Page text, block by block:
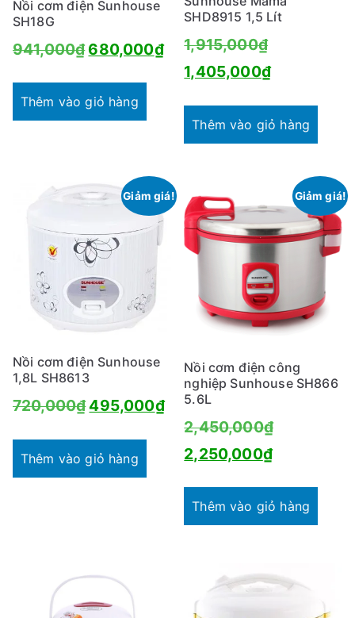
Nồi cơm điện Sunhouse
SH18G
941,000₫Giá
là:
680,000₫Giá
hiện
Thêm vào giỏ hàng
SHD8915 1,5 Lít
1,915,000₫Giá
gốc
1,915,000₫.
1,405,000₫Giá
tại
Thêm vào giỏ hàng
Giảm giá!
Nồi cơm điện Sunhouse
1,8L SH8613
720,000₫Giá
là:
495,000₫Giá
hiện
495,000₫.
Thêm vào giỏ hàng
Giảm giá!
Nồi cơm điện công
nghiệp Sunhouse SH866
5.6L
2,450,000₫Giá
gốc
2,250,000₫Giá
tại
Thêm vào giỏ hàng